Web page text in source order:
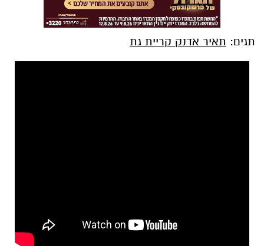
תגים: תאיר אדנק קריית גת